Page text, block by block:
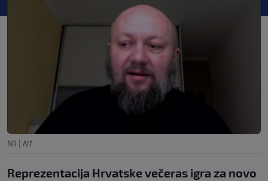
N1 | N1
Reprezentacija Hrvatske večeras igra za novo